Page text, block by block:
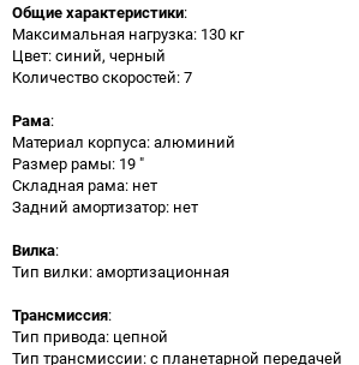
Общие характеристики:
Максимальная нагрузка: 130 кг
Цвет: синий, черный
Количество скоростей: 7
Рама:
Материал корпуса: алюминий
Размер рамы: 19 "
Складная рама: нет
Задний амортизатор: нет
Вилка:
Тип вилки: амортизационная
Трансмиссия:
Тип привода: цепной
Тип трансмиссии: с планетарной передачей